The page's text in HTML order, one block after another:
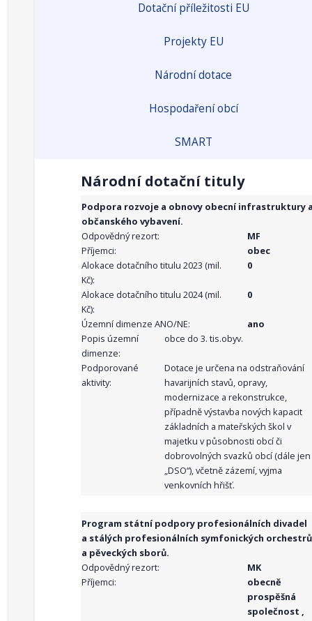
Dotační příležitosti EU
Projekty EU
Národní dotace
Hospodaření obcí
SMART
Národní dotační tituly
Podpora rozvoje a obnovy obecní infrastruktury
občanského vybavení.
Odpovědný rezort:
MF
Příjemci:
obec
Alokace dotačního titulu 2023 (mil.
Kč):
0
Alokace dotačního titulu 2024 (mil.
Kč):
0
Územní dimenze ANO/NE:
ano
Popis územní
dimenze:
obce do 3. tis.obyv.
Podporované
aktivity:
Dotace je určena na odstraňování
havarijních stavů, opravy,
modernizace a rekonstrukce,
případně výstavba nových kapacit
základních a mateřských škol v
majetku v působnosti obcí či
dobrovolných svazků obcí (dále jen
„DSO“), včetně zázemí, vyjma
venkovních hřišť.
Program státní podpory profesionálních divadel
a stálých profesionálních symfonických orchestrů
a pěveckých sborů.
Odpovědný rezort:
MK
Příjemci:
obecně
prospěšná
společnost ,